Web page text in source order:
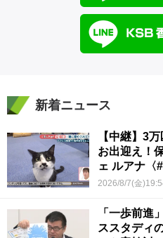
新着ニュース
【中継】3
お出迎え！
ェ ルアナ〈
2026/8/7(金
「一歩前
ススタディ